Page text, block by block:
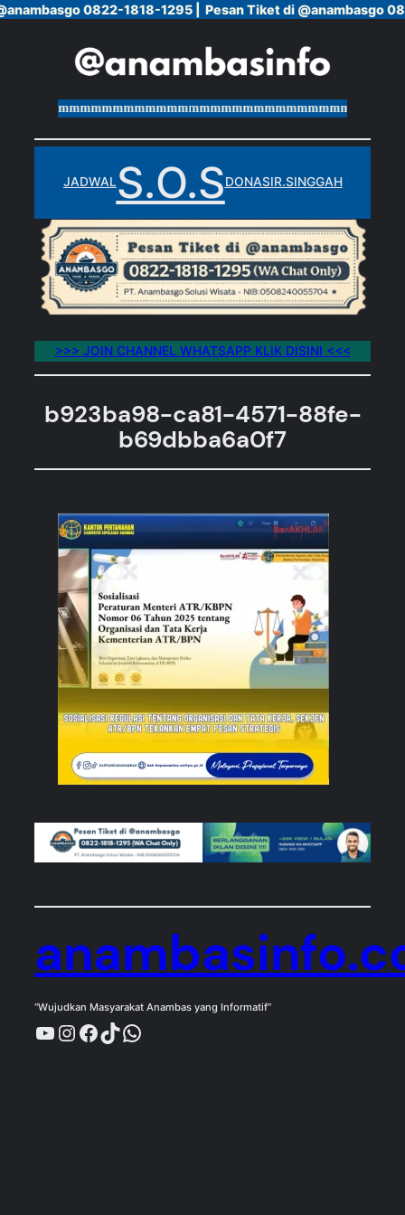
0822-1818-1295 | Pesan Tiket di @anambasgo
JADWALS.O.SDONASIR.SINGGAH
>>> JOIN CHANNEL WHATSAPP KLIK DISINI <<<
b923ba98-ca81-4571-88fe-
b69dbba6a0f7
“Wujudkan Masyarakat Anambas yang Informatif”
YouTube
Instagram
Facebook
TikTok
WhatsApp
0822-1818-1295 | Pesan Tiket di @anambasgo